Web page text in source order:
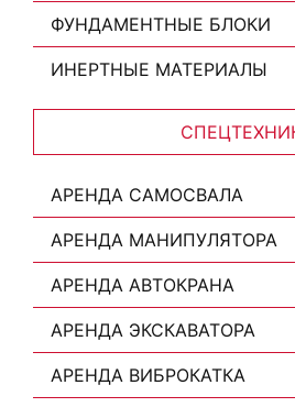
ФУНДАМЕНТНЫЕ БЛОКИ
ИНЕРТНЫЕ МАТЕРИАЛЫ
АРЕНДА САМОСВАЛА
АРЕНДА МАНИПУЛЯТОРА
АРЕНДА АВТОКРАНА
АРЕНДА ЭКСКАВАТОРА
АРЕНДА ВИБРОКАТКА